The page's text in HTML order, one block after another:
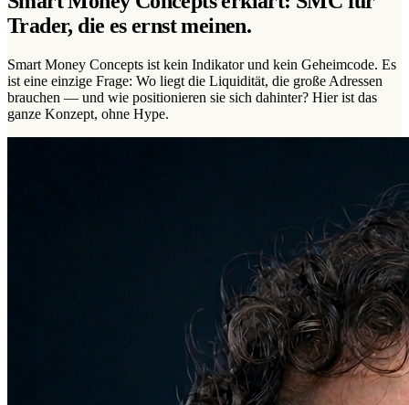
Trader, die es ernst meinen.
Smart Money Concepts ist kein Indikator und kein Geheimcode. Es
ist eine einzige Frage: Wo liegt die Liquidität, die große Adressen
brauchen — und wie positionieren sie sich dahinter? Hier ist das
ganze Konzept, ohne Hype.